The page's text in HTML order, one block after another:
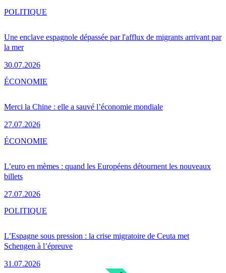
Une enclave espagnole dépassée par l'afflux de migrants arrivant par
la mer
30.07.2026
POLITIQUE
Merci la Chine : elle a sauvé l’économie mondiale
27.07.2026
ÉCONOMIE
L’euro en mèmes : quand les Européens détournent les nouveaux
billets
27.07.2026
ÉCONOMIE
L’Espagne sous pression : la crise migratoire de Ceuta met
Schengen à l’épreuve
31.07.2026
POLITIQUE